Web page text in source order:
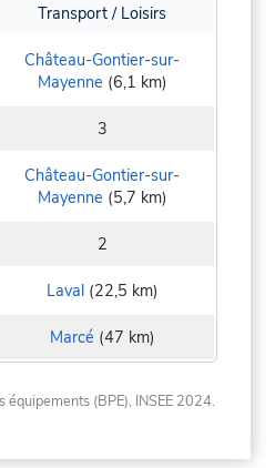
Transport / Loisirs
Château-Gontier-sur-
Mayenne (6,1 km)
3
Château-Gontier-sur-
Mayenne (5,7 km)
2
Laval(22,5 km)
Marcé (47 km)
(BPE), INSEE 2024.